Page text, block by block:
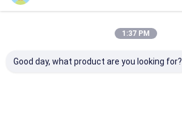
1:37 PM
Good day, what product are you looking for?